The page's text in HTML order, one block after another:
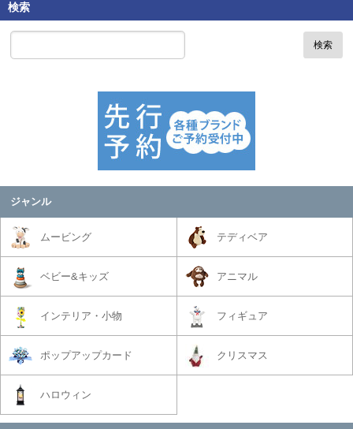
検索
検索
ジャンル
ムービング テディベア
ベビー&キッズ アニマル
インテリア・小物 フィギュア
ポップアップカード クリスマス
ハロウィン